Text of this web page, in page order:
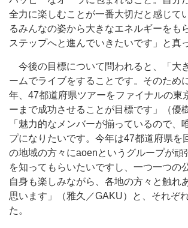
全力に楽しむことが一番大切だと感じて
るみんなの姿から大きなエネルギーをも
ステップへと進んでいきたいです」と真
今後の目標について問われると、「大
ームでライブをすることです。そのため
年、47都道府県ツアーをファイナルの東
ーまで成功させることが目標です」（優
「魅力的なメンバーが揃っているので、
プになりたいです。今年は47都道府県を
の地域の方々にaoenというグループが頑
を知ってもらいたいですし、一つ一つの
自身も楽しみながら、各地の方々と触れ
思います」（雅久／GAKU）と、それぞ
た。